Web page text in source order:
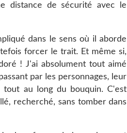
distance de sécurité avec le
dans le sens où il aborde
forcer le trait. Et même si,
! J'ai absolument tout aimé
par les personnages, leur
au long du bouquin. C'est
recherché, sans tomber dans